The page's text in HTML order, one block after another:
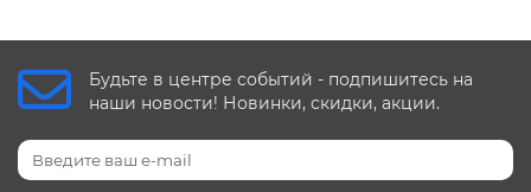
Будьте в центре событий - подпишитесь на
наши новости! Новинки, скидки, акции.